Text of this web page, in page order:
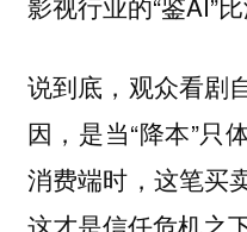
说到底，观众看剧
因，是当“降本”只
消费端时，这笔买
这才是信任危机之